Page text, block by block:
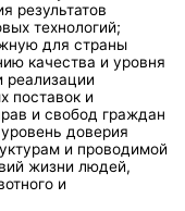
результатов
технологий;
для страны
качества и уровня
реализации
поставок и
и свобод граждан
доверия
и проводимой
жизни людей,
и